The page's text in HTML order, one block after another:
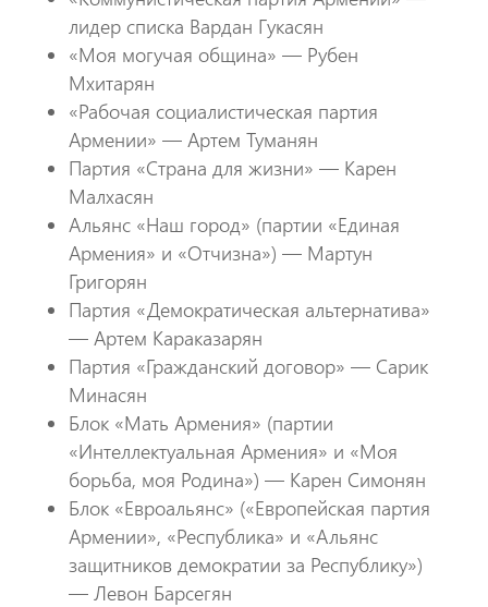
лидер списка Вардан Гукасян
«Моя могучая община» — Рубен
Мхитарян
«Рабочая социалистическая партия
Армении» — Артем Туманян
Партия «Страна для жизни» — Карен
Малхасян
Альянс «Наш город» (партии «Единая
Армения» и «Отчизна») — Мартун
Григорян
Партия «Демократическая альтернатива»
— Артем Караказарян
Партия «Гражданский договор» — Сарик
Минасян
Блок «Мать Армения» (партии
«Интеллектуальная Армения» и «Моя
борьба, моя Родина») — Карен Симонян
Блок «Евроальянс» («Европейская партия
Армении», «Республика» и «Альянс
защитников демократии за Республику»)
— Левон Барсегян